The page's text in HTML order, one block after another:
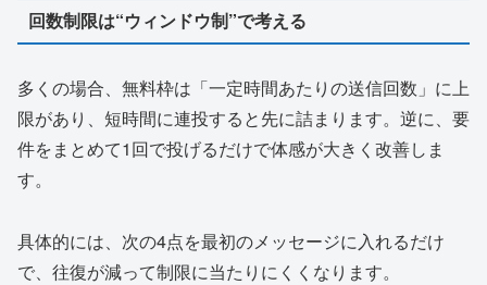
回数制限は“ウィンドウ制”で考える
多くの場合、無料枠は「一定時間あたりの送信回数」に上
限があり、短時間に連投すると先に詰まります。逆に、要
件をまとめて1回で投げるだけで体感が大きく改善しま
す。
具体的には、次の4点を最初のメッセージに入れるだけ
で、往復が減って制限に当たりにくくなります。